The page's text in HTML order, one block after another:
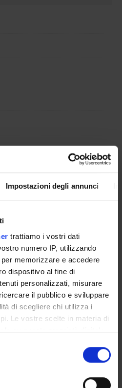
Impostazioni degli annunci
trattiamo i vostri dati
numero IP, utilizzando
memorizzare e accedere
dispositivo al fine di
personalizzati, misurare
il pubblico e sviluppare
di scegliere chi utilizza i
Le vostre scelte in materia di
su questa proprietà digitale
consenso in qualsiasi
sui cookie o facendo clic